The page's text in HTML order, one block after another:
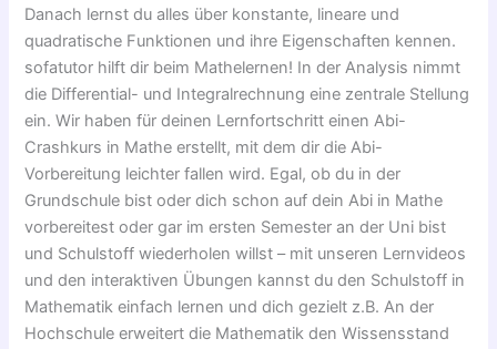
Danach lernst du alles über konstante, lineare und
quadratische Funktionen und ihre Eigenschaften kennen.
sofatutor hilft dir beim Mathelernen! In der Analysis nimmt
die Differential- und Integralrechnung eine zentrale Stellung
ein. Wir haben für deinen Lernfortschritt einen Abi-
Crashkurs in Mathe erstellt, mit dem dir die Abi-
Vorbereitung leichter fallen wird. Egal, ob du in der
Grundschule bist oder dich schon auf dein Abi in Mathe
vorbereitest oder gar im ersten Semester an der Uni bist
und Schulstoff wiederholen willst – mit unseren Lernvideos
und den interaktiven Übungen kannst du den Schulstoff in
Mathematik einfach lernen und dich gezielt z.B. An der
Hochschule erweitert die Mathematik den Wissensstand